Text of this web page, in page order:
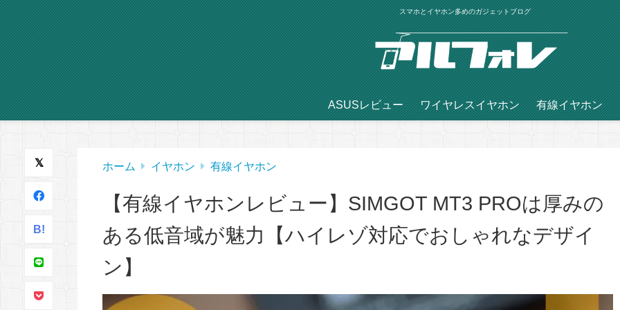
スマホとイヤホン多めのガジェットブログ
ASUSレビュー ワイヤレスイヤホン 有線イヤホン
B!
ホーム イヤホン 有線イヤホン
【有線イヤホンレビュー】SIMGOT MT3 PROは厚みの
ある低音域が魅力【ハイレゾ対応でおしゃれなデザイ
ン】